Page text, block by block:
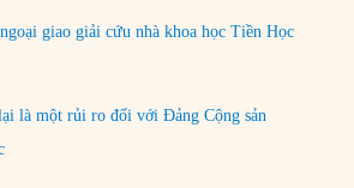
giao giải cứu nhà khoa học Tiền Học
là một rủi ro đối với Đảng Cộng sản